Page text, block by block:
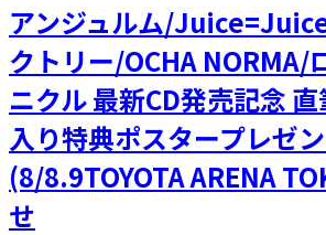
アンジュルム/
クトリー/OCHA NORMA/
ニクル 最新CD発売記念
入り特典ポスタープレゼ
(8/8.9TOYOTA ARENA
せ